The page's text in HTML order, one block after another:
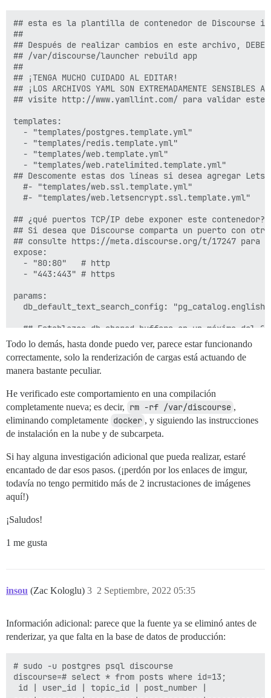
## esta es la plantilla de contenedor de Discourse
##
## Después de realizar cambios en este archivo,
## /var/discourse/launcher rebuild app
##
## ¡TENGA MUCHO CUIDADO AL EDITAR!
## ¡LOS ARCHIVOS YAML SON EXTREMADAMENTE SENSIBLES
## visite http://www.yamllint.com/ para validar este
templates:
  - "templates/postgres.template.yml"
  - "templates/redis.template.yml"
  - "templates/web.template.yml"
  - "templates/web.ratelimited.template.yml"
## Descomente estas dos líneas si desea agregar
  #- "templates/web.ssl.template.yml"
  #- "templates/web.letsencrypt.ssl.template.yml"
## ¿qué puertos TCP/IP debe exponer este contenedor?
## Si desea que Discourse comparta un puerto con
## consulte https://meta.discourse.org/t/17247 para
expose:
  - "80:80"   # http
  - "443:443" # https
params:
  db_default_text_search_config: "pg_catalog.english"
## Establezca db_shared_buffers en un máximo del
## se establecerá automáticamente mediante
  db_shared_buffers: "128MB"
## puede mejorar el rendimiento de la
## ¿Qué revisión de Git debe usar este contenedor?
  #version: tests-passed
env:
  LANG: en_US.UTF-8
  LANGUAGE: en_US.UTF-8
  # DISCOURSE_DEFAULT_LOCALE: en
## ¿Cuántas solicitudes web concurrentes se
## se establecerá automáticamente mediante
  UNICORN_WORKERS: 2
## TODO: El nombre de dominio al que responderá
## Descomente si desea que el contenedor se inicie
## TODO: Lista de correos electrónicos separados
## en el registro inicial, por ejemplo,
## TODO: El servidor de correo SMTP utilizado
# DIRECCIÓN SMTP, nombre de usuario y contraseña
Todo lo demás, hasta donde puedo ver, parece estar funcionando
correctamente, solo la renderización de cargas está actuando de
manera bastante peculiar.
He verificado este comportamiento en una compilación
completamente nueva; es decir, rm -rf /var/discourse ,
eliminando completamente docker , y siguiendo las instrucciones
de instalación en la nube y de subcarpeta.
Si hay alguna investigación adicional que pueda realizar, estaré
encantado de dar esos pasos. (¡perdón por los enlaces de imgur,
todavía no tengo permitido más de 2 incrustaciones de imágenes
aquí!)
¡Saludos!
1 me gusta
insou (Zac Kologlu) 2 Septiembre, 2022 05:35
3
Información adicional: parece que la fuente ya se eliminó antes de
renderizar, ya que falta en la base de datos de producción:
# sudo -u postgres psql discourse
discourse=# select * from posts where id=13;
id | user_id | topic_id | post_number |